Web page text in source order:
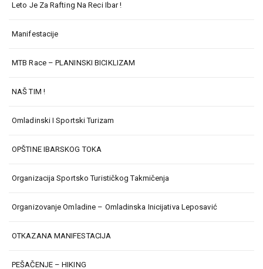
Leto Je Za Rafting Na Reci Ibar !
Manifestacije
MTB Race – PLANINSKI BICIKLIZAM
NAŠ TIM !
Omladinski I Sportski Turizam
OPŠTINE IBARSKOG TOKA
Organizacija Sportsko Turističkog Takmičenja
Organizovanje Omladine – Omladinska Inicijativa Leposavić
OTKAZANA MANIFESTACIJA
PEŠAČENJE – HIKING